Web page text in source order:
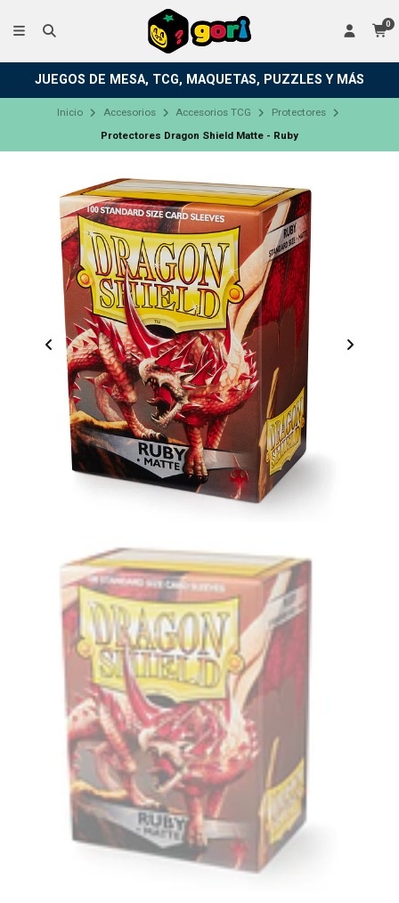
0
JUEGOS DE MESA, TCG, MAQUETAS, PUZZLES Y MÁS
Inicio Accesorios Accesorios TCG
Protectores
Protectores Dragon Shield Matte - Ruby